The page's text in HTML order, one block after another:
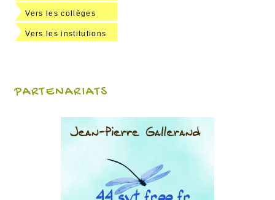
Vers les collèges
Vers les institutions
PARTENARIATS